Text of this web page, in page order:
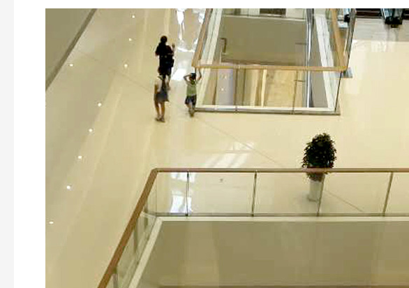
Olympia
Liaoning